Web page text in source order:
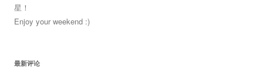
星！
Enjoy your weekend :)
最新评论